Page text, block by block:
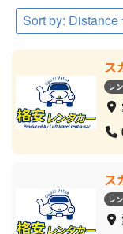
Sort by: Distance
ス
レ
ス
レ